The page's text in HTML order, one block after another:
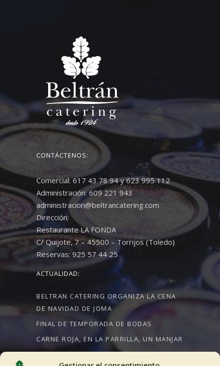
CONTÁCTENOS:
Comercial: 617 43 78 94 y 623 995 112
Administración: 609 221 943
administracion@beltrancatering.com
Dirección:
Restaurante LA FONDA
C/ Quijote, 7 – 45500 – Torrijos (Toledo)
Reservas: 925 57 44 25
ACTUALIDAD:
BELTRAN CATERING ORGANIZA LA CENA
DE NAVIDAD DE JOMA
FINAL DE TEMPORADA DE BODAS
CARNE ROJA, EN LA PARRILLA, UN MANJAR